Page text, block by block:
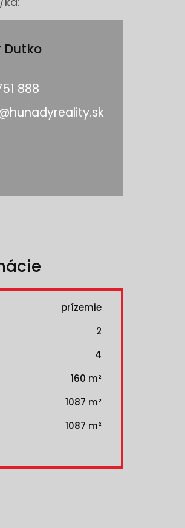
Dutko
888
prízemie
2
4
160 m²
1087 m²
1087 m²